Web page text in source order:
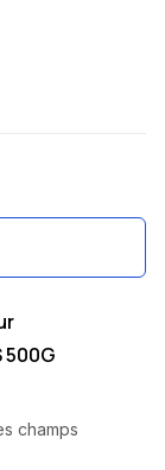
500G
champs